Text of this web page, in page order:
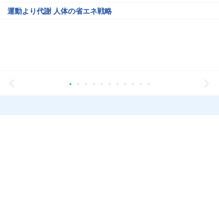
運動より代謝 人体の省エネ戦略